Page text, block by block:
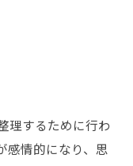
理するために行わ
感情的になり、思